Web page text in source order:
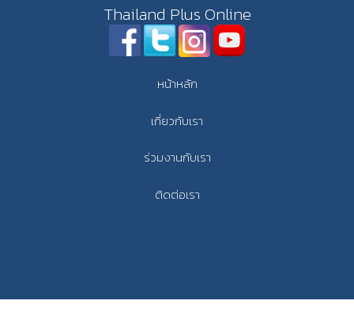
Thailand Plus Online
หน้าหลัก
เกี่ยวกับเรา
ร่วมงานกับเรา
ติดต่อเรา